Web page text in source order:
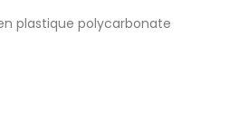
plastique polycarbonate